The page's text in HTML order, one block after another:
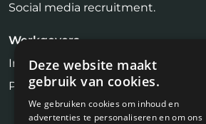
Social media recruitment.
Werkgevers
Inloggen
Plaats vacature
Deze website maakt
gebruik van cookies.
We gebruiken cookies om inhoud en
advertenties te personaliseren en om ons